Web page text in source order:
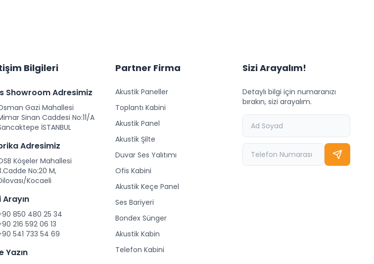
Bilgileri
Showroom Adresimiz
Gazi Mahallesi
Sinan Caddesi No:11/A
İSTANBUL
Adresimiz
Köşeler Mahallesi
No:20 M,
Kocaeli
Arayın
850 480 25 34
216 592 06 13
541 733 54 69
Yazın
Partner Firma
Akustik Paneller
Toplantı Kabini
Akustik Panel
Akustik Şilte
Duvar Ses Yalıtımı
Ofis Kabini
Akustik Keçe Panel
Ses Bariyeri
Bondex Sünger
Akustik Kabin
Telefon Kabini
Sizi Arayalım!
Detaylı bilgi için numaranızı
bırakın, sizi arayalım.